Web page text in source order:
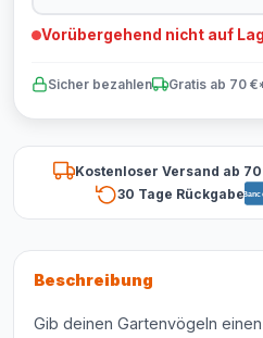
Vorübergehend nicht auf
Sicher bezahlen Gratis ab 70
Kostenloser Versand ab
30 Tage Rückgabe
Beschreibung
Gib deinen Gartenvögeln